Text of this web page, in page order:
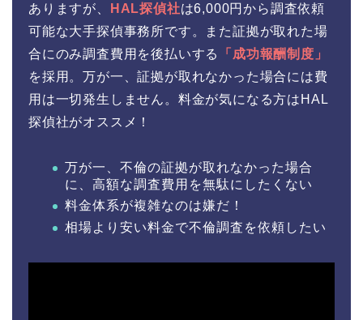
ありますが、
HAL探偵社は6,000円から調査依頼
可能な大手探偵事務所です。また証拠が取れた場
合にのみ調査費用を後払いする
「成功報酬制度」
を採用。万が一、証拠が取れなかった場合には費
用は一切発生しません。料金が気になる方はHAL
探偵社がオススメ！
万が一、不倫の証拠が取れなかった場合
に、高額な調査費用を無駄にしたくない
料金体系が複雑なのは嫌だ！
相場より安い料金で不倫調査を依頼したい